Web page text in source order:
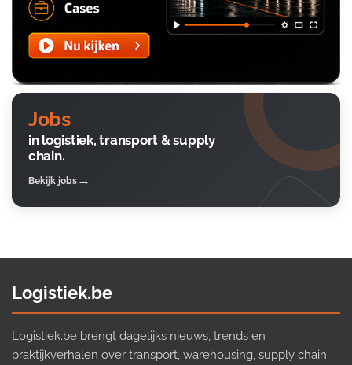
Jobs
in logistiek, transport & supply
chain.
Bekijk jobs
Logistiek.be
Logistiek.be brengt dagelijks nieuws, trends en
praktijkverhalen over transport, warehousing, supply chain